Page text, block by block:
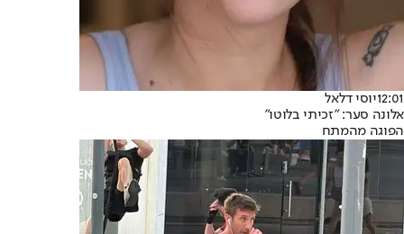
12:01יוסי דלאל
אלונה סער: "זכיתי בלוטו"
הפוגה מהמתח